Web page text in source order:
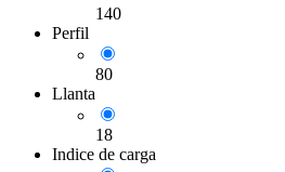
140
Perfil
80
Llanta
18
Indice de carga